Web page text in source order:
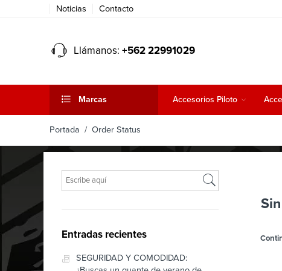
Noticias Contacto
Llámanos: +562 22991029
Marcas Accesorios Piloto
Portada / Order Status
¿Qué
estás
Entradas recientes
SEGURIDAD Y COMODIDAD: